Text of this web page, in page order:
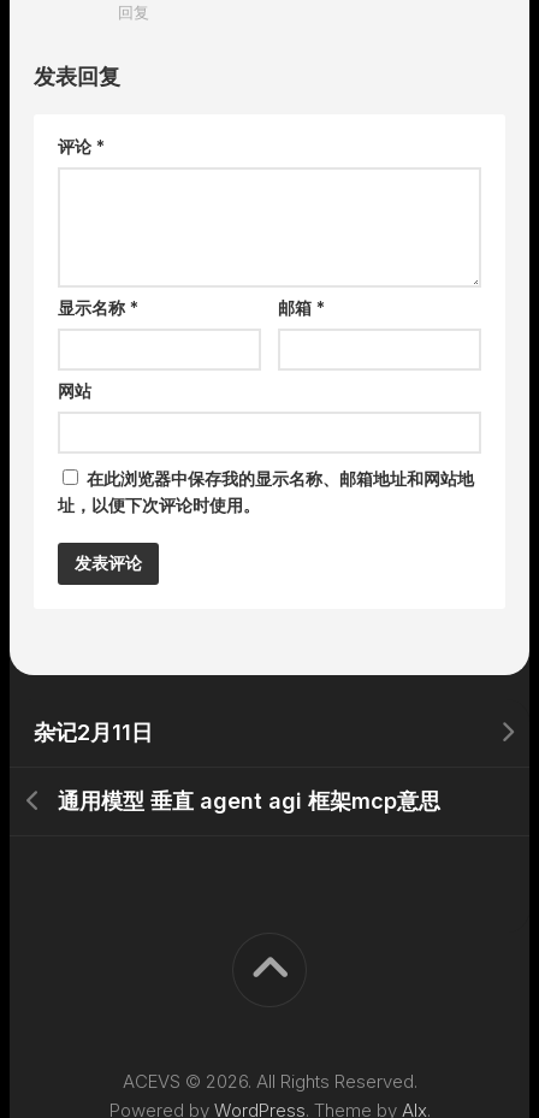
回复
发表回复
评论 *
显示名称 * 邮箱*
网站
在此浏览器中保存我的显示名称、邮箱地址和网站地
址，以便下次评论时使用。
杂记2月11日
通用模型 垂直 agent agi 框架mcp意思
ACEVS © 2026. All Rights Reserved.
Powered by WordPress. Theme by Alx.